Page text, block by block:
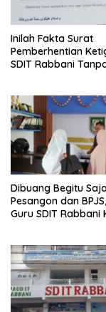
Inilah Fakta Surat
Pemberhentian
SDIT Rabbani
Dibuang Begitu
Pesangon dan
Guru SDIT Rabbani